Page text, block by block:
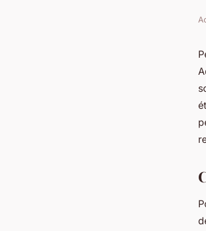
Meubles
efficaces